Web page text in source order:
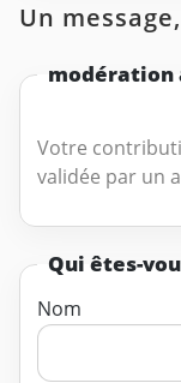
Un
modération
Votre
validée par un
Qui êtes-
Nom